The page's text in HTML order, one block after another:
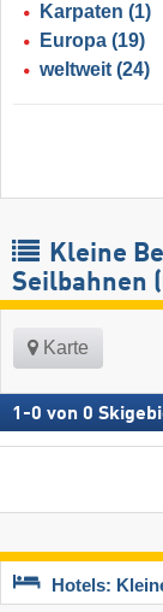
Karpaten (1)
Europa (19)
weltweit (24)
Kleine
Seilbahnen
Karte
1 -0 von 0
Hotels: